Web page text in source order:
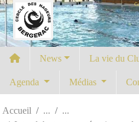
News La vie du
Agenda Médias
Accueil
Panneau de gestion des cookies